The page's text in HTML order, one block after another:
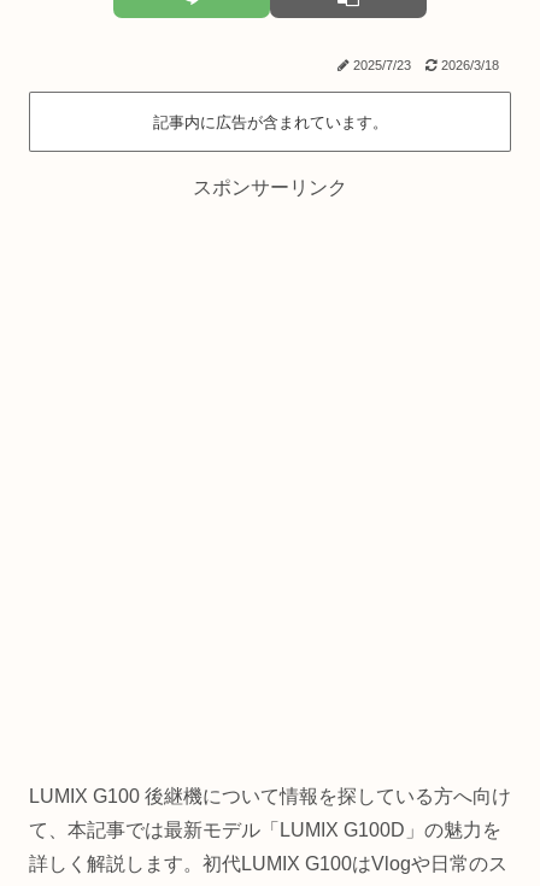
2025/7/23 2026/3/18
記事内に広告が含まれています。
スポンサーリンク
LUMIX G100 後継機について情報を探している方へ向け
て、本記事では最新モデル「LUMIX G100D」の魅力を
詳しく解説します。初代LUMIX G100はVlogや日常のス